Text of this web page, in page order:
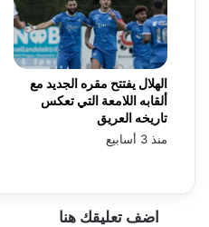
الهلال يفتتح مقره الجديد مع
ألقابه اللامعة التي تعكس
تاريخه العريق
منذ 3 أسابيع
اضف تعليقك هنا